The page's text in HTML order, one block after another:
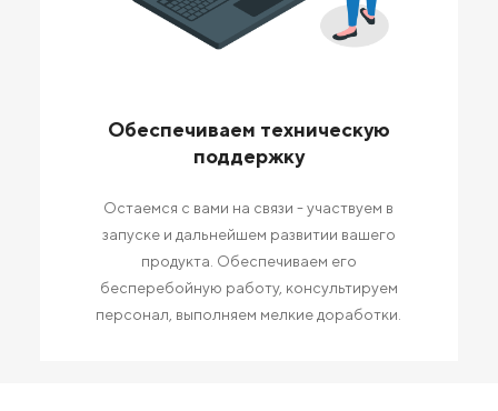
Обеспечиваем техническую
поддержку
Остаемся с вами на связи - участвуем в
запуске и дальнейшем развитии вашего
продукта. Обеспечиваем его
бесперебойную работу, консультируем
персонал, выполняем мелкие доработки.